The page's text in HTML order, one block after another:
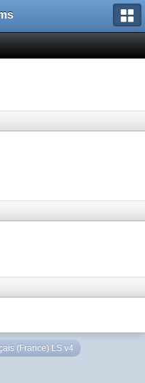
(France) LS v4